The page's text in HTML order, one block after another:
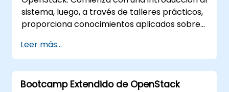
crecientes demandas de la red.
sistema, luego, a través de talleres prácticos,
proporciona conocimientos aplicados sobre
OpenStack; finalmente, se abordan temas
avanzados de solución de problemas y
arquitectura. El objetivo de este curso es
familiarizar al participante con el ecosistema
Leer más...
Bootcamp Extendido de OpenStack